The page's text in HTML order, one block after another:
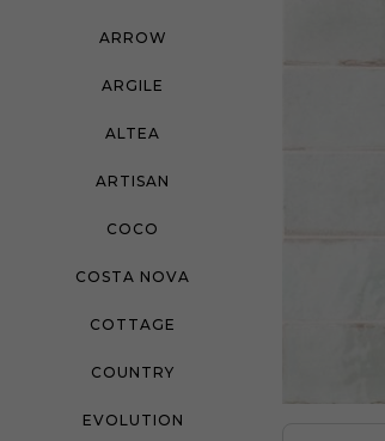
ARROW
ARGILE
ALTEA
ARTISAN
COCO
COSTA NOVA
COTTAGE
COUNTRY
EVOLUTION